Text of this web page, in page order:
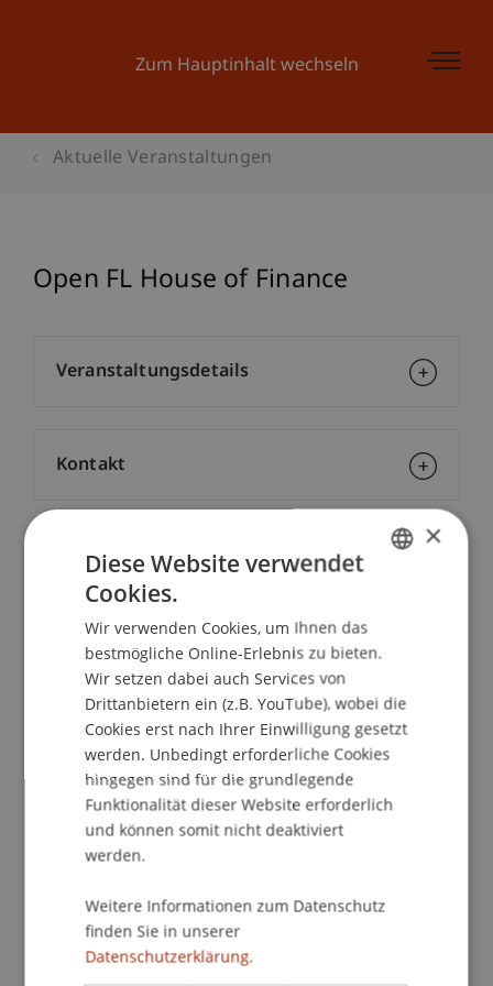
Zum Hauptinhalt wechseln
Aktuelle Veranstaltungen
Open FL House of Finance
School/Professur:
Institut für Finanzdienstleistungen
Im Namen des Instituts für
Finanzdienstleistungen dürfen wir Sie sehr
herzlich zum dritten Open FL House of Finance
mit Schwerpunkt Rating am 09. Oktober 2012 um
17.30 Uhr an die Universität Liechtenstein
einladen.
Prof. Jin-Chuan Duan, Direktor des Risk
Management Instituts der National University of
Default Prediction and Designing the RMI
Corporate Vulnerability Index" über einen neuen
Veranstaltungsdetails
Kontakt
×
Diese Website verwendet
Cookies.
Wir verwenden Cookies, um Ihnen das
bestmögliche Online-Erlebnis zu bieten.
Wir setzen dabei auch Services von
Drittanbietern ein (z.B. YouTube), wobei die
Cookies erst nach Ihrer Einwilligung gesetzt
werden. Unbedingt erforderliche Cookies
hingegen sind für die grundlegende
Funktionalität dieser Website erforderlich
und können somit nicht deaktiviert
werden.
Weitere Informationen zum Datenschutz
finden Sie in unserer
Datenschutzerklärung.